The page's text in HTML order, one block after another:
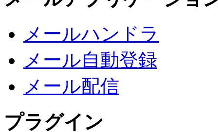
メールハンドラ
メール自動登録
メール配信
プラグイン